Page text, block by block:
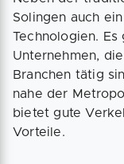
Solingen auch
Technologien.
Unternehmen,
Branchen tätig
nahe der
bietet gute
Vorteile.